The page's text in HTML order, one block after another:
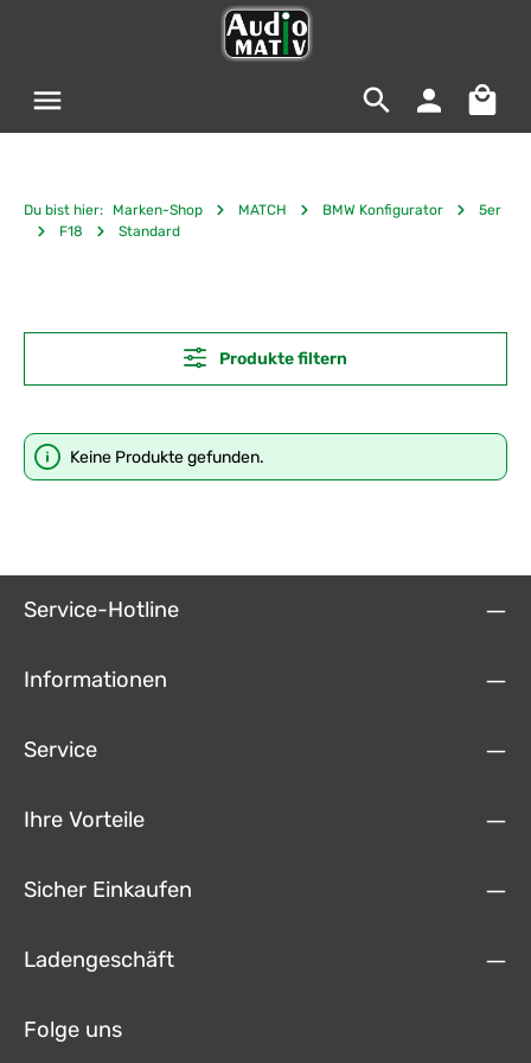
Du bist hier: Marken-Shop MATCH BMW Konfigurator
5er
F18
Standard
Produkte filtern
Keine Produkte gefunden.
Service-Hotline
Informationen
Service
Ihre Vorteile
Sicher Einkaufen
Ladengeschäft
Folge uns